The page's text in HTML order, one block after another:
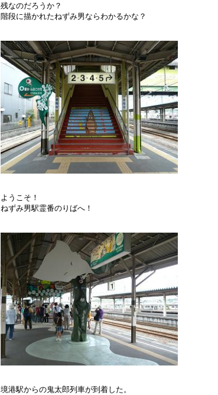
残なのだろうか？
階段に描かれたねずみ男ならわかるかな？
ようこそ！
ねずみ男駅霊番のりばへ！
境港駅からの鬼太郎列車が到着した。